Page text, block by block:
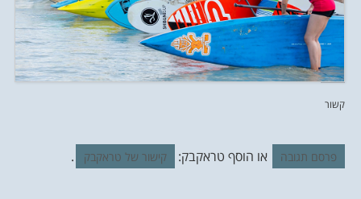
קשור
פרסם תגובה או הוסף טראקבק: קישור של טראקבק .